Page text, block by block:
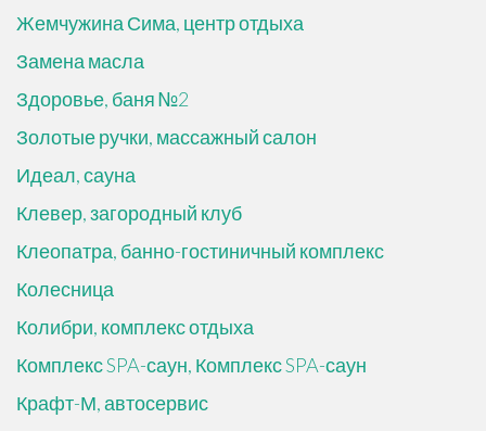
Жемчужина Сима, центр отдыха
Замена масла
Здоровье, баня №2
Золотые ручки, массажный салон
Идеал, сауна
Клевер, загородный клуб
Клеопатра, банно-гостиничный комплекс
Колесница
Колибри, комплекс отдыха
Комплекс SPA-саун, Комплекс SPA-саун
Крафт-М, автосервис